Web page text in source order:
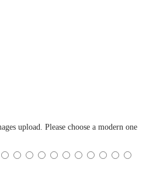
upload. Please choose a modern one